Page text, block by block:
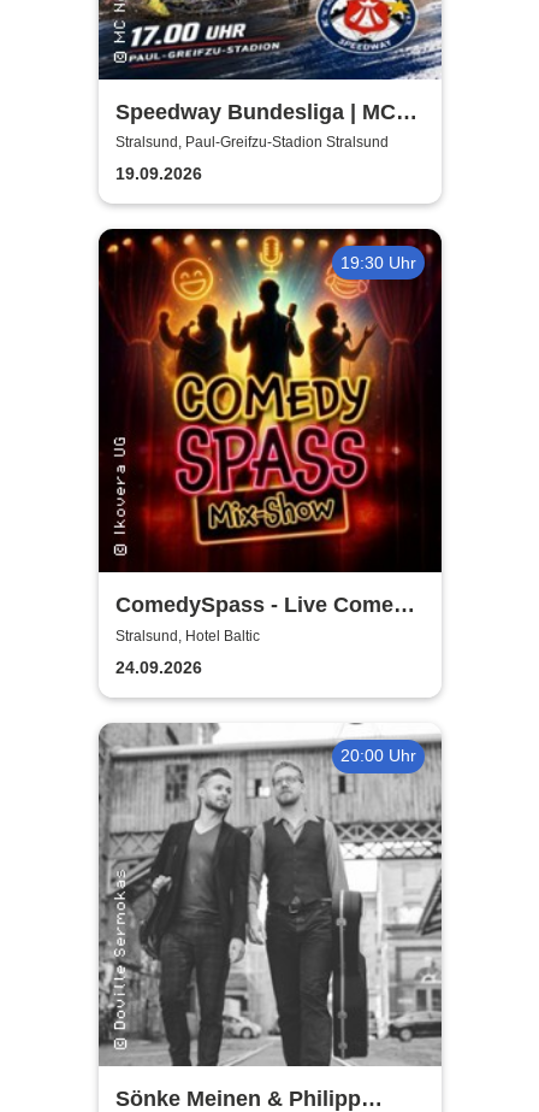
Speedway Bundesliga | MC
Nordstern Stralsund
Stralsund, Paul-Greifzu-Stadion Stralsund
19.09.2026
19:30 Uhr
ComedySpass - Live Comedy
Mix-Show
Stralsund, Hotel Baltic
24.09.2026
20:00 Uhr
Sönke Meinen & Philipp